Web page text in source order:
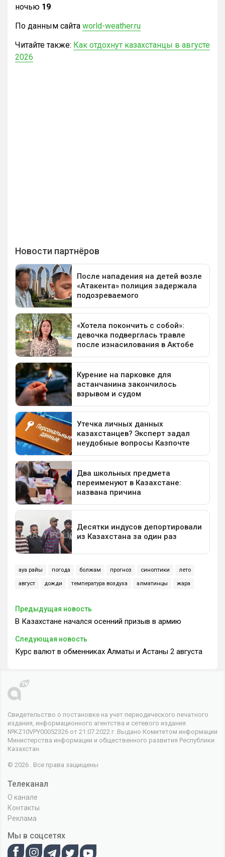
ночью 19
По данным сайта world-weather.ru
Читайте также: Как отдохнут казахстанцы в августе
2026
ауа райы погода болжам прогноз синоптики лето
август дожди температура воздуха алматинцы жара
Предыдущая новость
В Казахстане начался осенний призыв в армию
Следующая новость
Курс валют в обменниках Алматы и Астаны 2 августа
Свидетельство о постановке на учет периодического печатного
издания, информационного агентства и сетевого издания
№KZ10VPY00052326 от 21.07.2022 г. Выдано Комитетом информации
Министерства информации и общественного развития Республики
Казахстан.
© 2026 . Все права защищены
Телеканал
О канале
Контакты
Реклама
Мы в соцсетях